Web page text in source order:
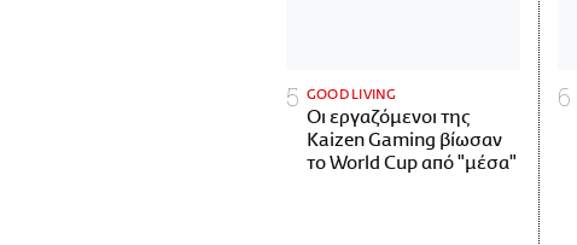
GOOD LIVING
Οι εργαζόμενοι της
Kaizen Gaming βίωσαν
το World Cup από "μέσα"